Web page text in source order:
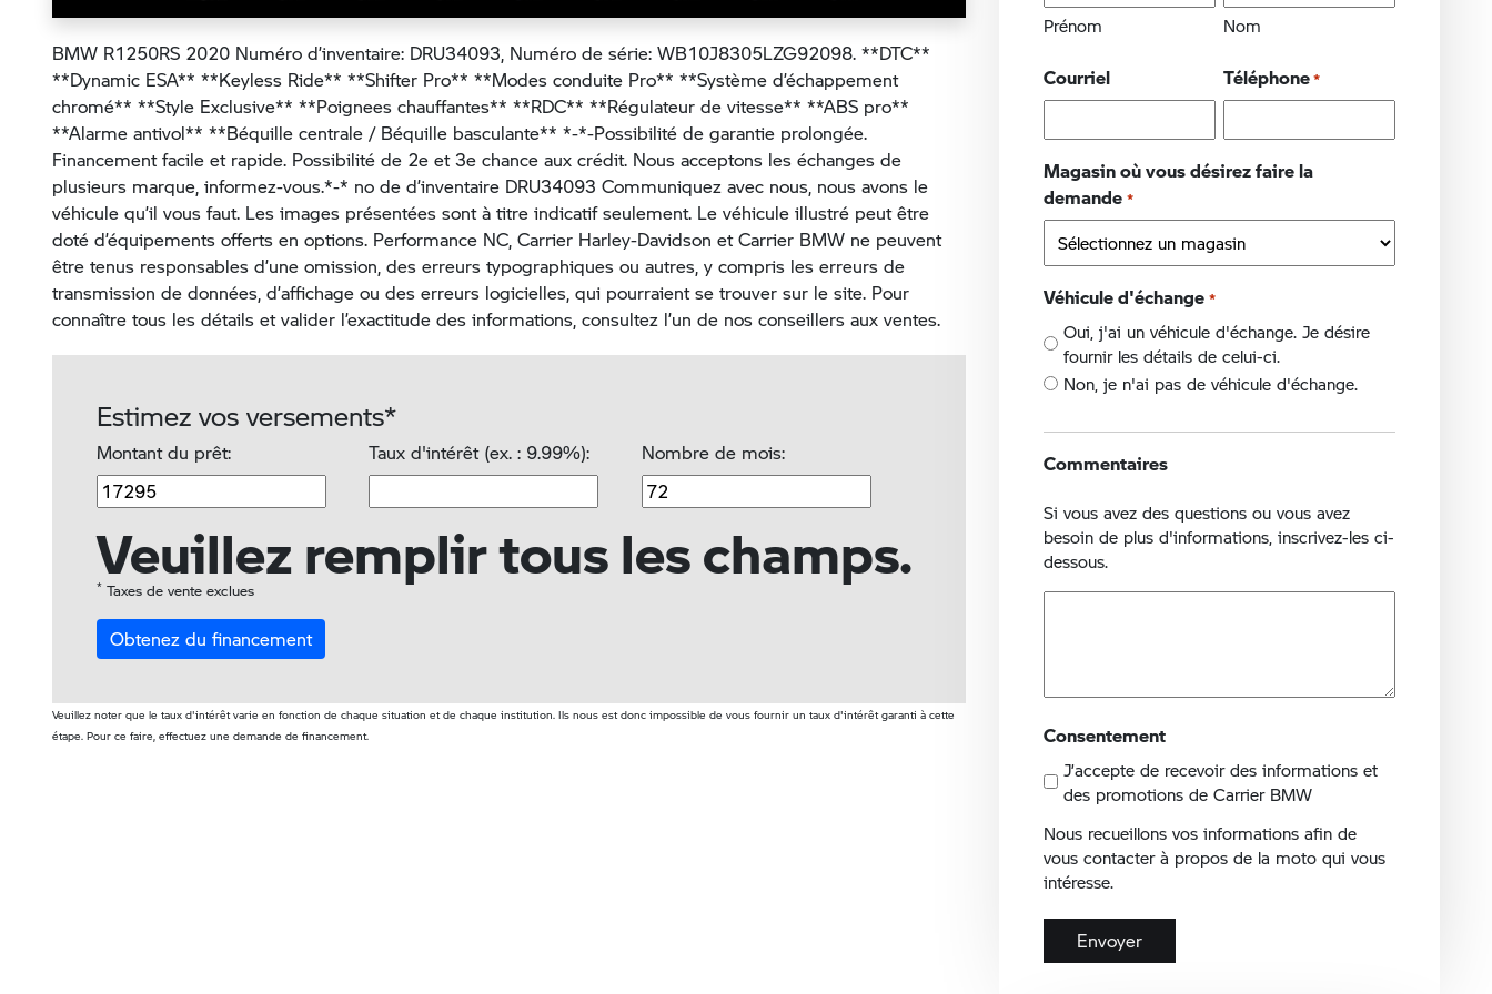
BMW R1250RS 2020 Numéro d’inventaire: DRU34093, Numéro de série: WB10J8305LZG92098. **DTC**
**Dynamic ESA** **Keyless Ride** **Shifter Pro** **Modes conduite Pro** **Système d’échappement
chromé** **Style Exclusive** **Poignees chauffantes** **RDC** **Régulateur de vitesse** **ABS pro**
**Alarme antivol** **Béquille centrale / Béquille basculante** *-*-Possibilité de garantie prolongée.
Financement facile et rapide. Possibilité de 2e et 3e chance aux crédit. Nous acceptons les échanges de
plusieurs marque, informez-vous.*-* no de d’inventaire DRU34093 Communiquez avec nous, nous avons le
véhicule qu’il vous faut. Les images présentées sont à titre indicatif seulement. Le véhicule illustré peut être
doté d’équipements offerts en options. Performance NC, Carrier Harley-Davidson et Carrier BMW ne peuvent
être tenus responsables d’une omission, des erreurs typographiques ou autres, y compris les erreurs de
transmission de données, d’affichage ou des erreurs logicielles, qui pourraient se trouver sur le site. Pour
connaître tous les détails et valider l’exactitude des informations, consultez l’un de nos conseillers aux ventes.
Estimez vos versements*
Montant du prêt: Taux d'intérêt (ex. : 9.99%): Nombre de mois:
Veuillez remplir tous les champs.
* Taxes de vente exclues
Obtenez du financement
Veuillez noter que le taux d'intérêt varie en fonction de chaque situation et de chaque institution. Ils nous est donc impossible de vous fournir un taux d'intérêt garanti à cette
étape. Pour ce faire, effectuez une demande de financement.
Prénom Nom
Courriel Téléphone*
Magasin où vous désirez faire la
demande *
Véhicule d'échange *
Oui, j'ai un véhicule d'échange. Je désire
fournir les détails de celui-ci.
Non, je n'ai pas de véhicule d'échange.
Commentaires
Si vous avez des questions ou vous avez
besoin de plus d'informations, inscrivez-les ci-
dessous.
Consentement
J’accepte de recevoir des informations et
des promotions de Carrier BMW
Nous recueillons vos informations afin de
vous contacter à propos de la moto qui vous
intéresse.